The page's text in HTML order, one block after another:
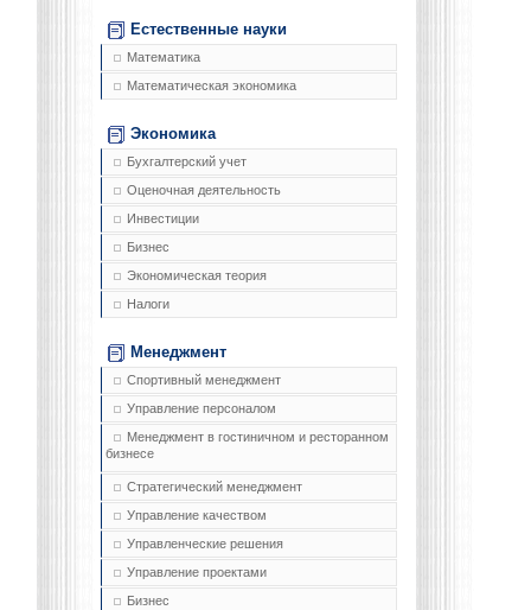
Естественные науки
Математика
Математическая экономика
Экономика
Бухгалтерский учет
Оценочная деятельность
Инвестиции
Бизнес
Экономическая теория
Налоги
Менеджмент
Спортивный менеджмент
Управление персоналом
Менеджмент в гостиничном и ресторанном
бизнесе
Стратегический менеджмент
Управление качеством
Управленческие решения
Управление проектами
Бизнес